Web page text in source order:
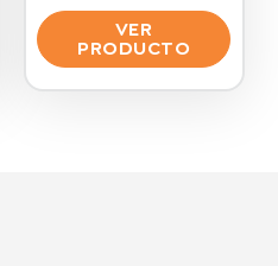
VER
PRODUCTO